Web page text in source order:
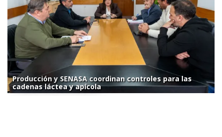
Producción y SENASA coordinan controles para las
cadenas láctea y apícola